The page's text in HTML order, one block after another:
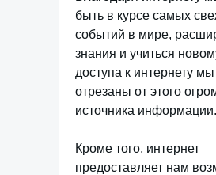
быть в курсе самых
событий в мире,
знания и учиться
доступа к интернету
отрезаны от этого
источника информации.
Кроме того, интернет
предоставляет нам